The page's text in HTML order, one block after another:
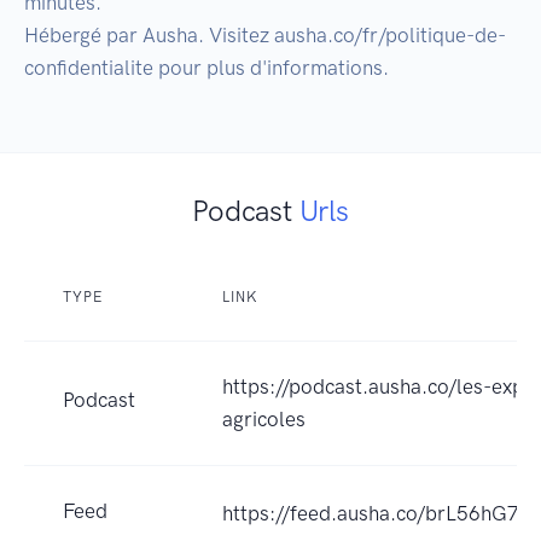
Hébergé par Ausha. Visitez ausha.co/fr/politique-de-
confidentialite pour plus d'informations.
Podcast Urls
TYPE LINK
Podcast
https://podcast.ausha.co/les-
agricoles
Feed https://feed.ausha.co/